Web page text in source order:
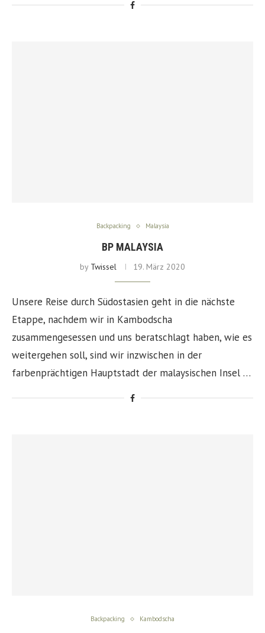
Backpacking Malaysia
BP MALAYSIA
by Twissel 19. März 2020
Unsere Reise durch Südostasien geht in die nächste
Etappe, nachdem wir in Kambodscha
zusammengesessen und uns beratschlagt haben, wie es
weitergehen soll, sind wir inzwischen in der
farbenprächtigen Hauptstadt der malaysischen Insel …
Backpacking Kambodscha